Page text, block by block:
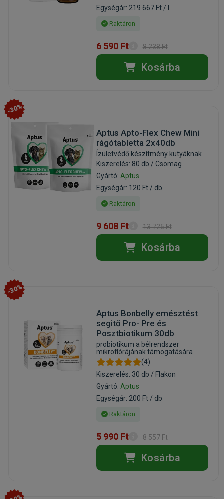
Egységár: 219 667 Ft / l
Raktáron
6 590 Ft 8 238 Ft
Kosárba
-30%
Aptus Apto-Flex Chew Mini
rágótabletta 2x40db
Ízületvédő készítmény kutyáknak
Kiszerelés: 80 db / Csomag
Gyártó: Aptus
Egységár: 120 Ft / db
Raktáron
9 608 Ft 13 725 Ft
Kosárba
-30%
Aptus Bonbelly emésztést
segitő Pro- Pre és
Posztbiotikum 30db
probiotikum a bélrendszer
mikroflórájának támogatására
(4)
Kiszerelés: 30 db / Flakon
Gyártó: Aptus
Egységár: 200 Ft / db
Raktáron
5 990 Ft 8 557 Ft
Kosárba